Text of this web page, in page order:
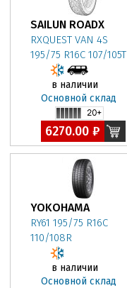
SAILUN ROADX
RXQUEST VAN 4S
195/75 R16C 107/105T
в наличии
Основной склад
6270.00 ₽
YOKOHAMA
RY61 195/75 R16C
110/108R
в наличии
Основной склад